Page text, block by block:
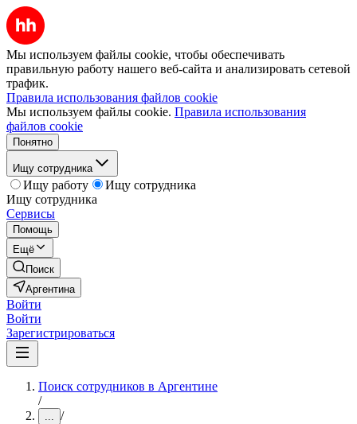
Мы используем файлы cookie, чтобы обеспечивать
правильную работу нашего веб-сайта и анализировать сетевой
трафик.
Правила использования файлов cookie
Мы используем файлы cookie. Правила использования
файлов cookie
Понятно
Ищу сотрудника
Ищу работу
Ищу сотрудника
Ищу сотрудника
Сервисы
Помощь
Ещё
Поиск
Аргентина
Войти
Войти
Зарегистрироваться
Поиск сотрудников в Аргентине
/
... /